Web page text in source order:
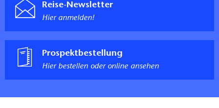
Reise-Newsletter
Hier anmelden!
Prospektbestellung
Hier bestellen oder online ansehen